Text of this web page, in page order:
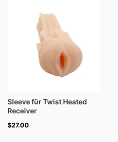
Sleeve für Twist Heated
Receiver
$27.00